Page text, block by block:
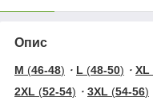
Опис
M (46-48) ・ L (48-50) ・ XL
2XL (52-54) ・ 3XL (54-56)